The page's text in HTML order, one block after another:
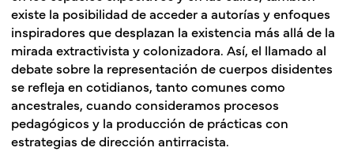
existe la posibilidad de acceder a autorías y enfoques
inspiradores que desplazan la existencia más allá de la
mirada extractivista y colonizadora. Así, el llamado al
debate sobre la representación de cuerpos disidentes
se refleja en cotidianos, tanto comunes como
ancestrales, cuando consideramos procesos
pedagógicos y la producción de prácticas con
estrategias de dirección antirracista.